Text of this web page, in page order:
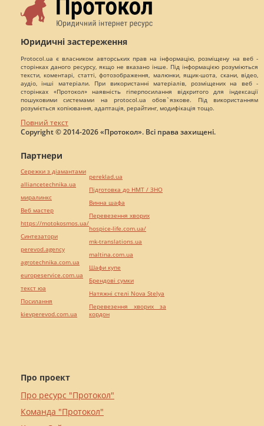
Юридичні застереження
Protocol.ua є власником авторських прав на інформацію, розміщену на веб -
сторінках даного ресурсу, якщо не вказано інше. Під інформацією розуміються
тексти, коментарі, статті, фотозображення, малюнки, ящик-шота, скани, відео,
аудіо, інші матеріали. При використанні матеріалів, розміщених на веб -
сторінках «Протокол» наявність гіперпосилання відкритого для індексації
пошуковими системами на protocol.ua обов`язкове. Під використанням
розуміється копіювання, адаптація, рерайтинг, модифікація тощо.
Повний текст
Copyright © 2014-2026 «Протокол». Всі права захищені.
Про проект
Про ресурс "Протокол"
Команда "Протокол"
Партнери
Сережки з діамантами
alliancetechnika.ua
миралинкс
Веб мастер
https://motokosmos.ua/
Синтезатори
perevod.agency
agrotechnika.com.ua
europeservice.com.ua
текст юа
Посилання
kievperevod.com.ua
pereklad.ua
Підготовка до НМТ / ЗНО
Винна шафа
Перевезення хворих
hospice-life.com.ua/
mk-translations.ua
maltina.com.ua
Шафи купе
Брендові сумки
Натяжні стелі Nova Stelya
Перевезення хворих за
кордон